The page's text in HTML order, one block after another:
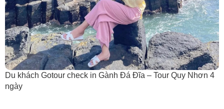
Du khách Gotour check in Gành Đá Đĩa – Tour Quy Nhơn 4
ngày